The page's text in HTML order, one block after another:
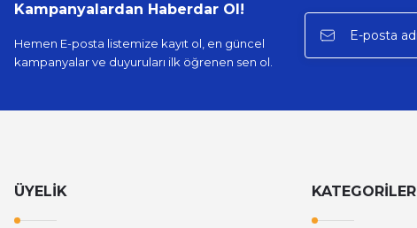
Kampanyalardan Haberdar Ol!
Hemen E-posta listemize kayıt ol, en güncel
kampanyalar ve duyuruları ilk öğrenen sen ol.
ÜYELİK KATEGORİLER